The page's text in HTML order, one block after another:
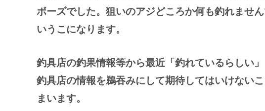
ボーズでした。狙いのアジどころか何も釣れませ
いうこになります。
釣具店の釣果情報等から最近「釣れているらしい
釣具店の情報を鵜吞みにして期待してはいけない
まいます。